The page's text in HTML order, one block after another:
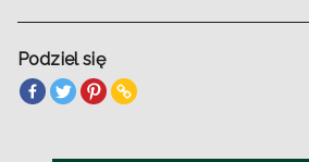
Podziel się